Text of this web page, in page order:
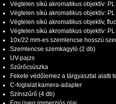
Végtelen síkú akromatikus objektív:
Végtelen síkú akromatikus objektív:
Végtelen síkú akromatikus objektív,
Végtelen síkú akromatikus objektív:
10x/22 mm-es szemlencse hosszú
Szemlencse szemkagyló (2 db)
UV-pajzs
Szűrőcsúszka
Fekete védőlemez a tárgyasztal alatti
C-foglalat kamera-adapter
Színszűrő (4 db)